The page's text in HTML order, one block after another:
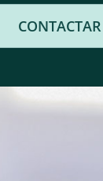
CONTACTAR